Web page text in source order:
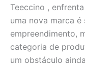
Teeccino ,
uma nova marca
empreendimento,
categoria de
um obstáculo